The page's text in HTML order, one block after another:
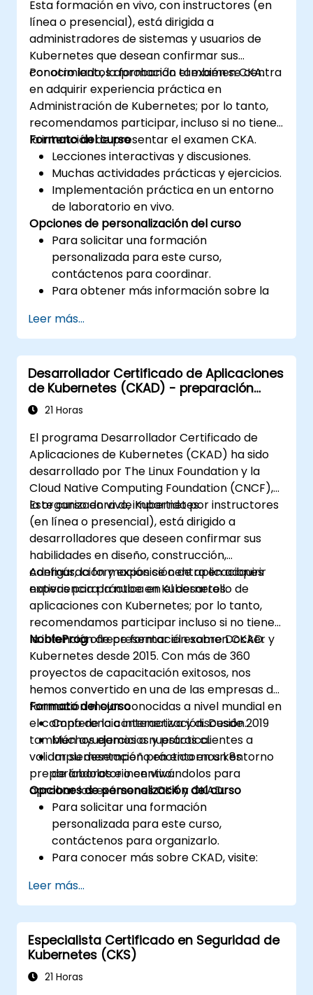
Esta formación en vivo, con instructores (en
línea o presencial), está dirigida a
administradores de sistemas y usuarios de
Kubernetes que desean confirmar sus
conocimientos aprobando el examen CKA.
Por otro lado, la formación también se centra
en adquirir experiencia práctica en
Administración de Kubernetes; por lo tanto,
recomendamos participar, incluso si no tiene
la intención de presentar el examen CKA.
Formato del curso
Lecciones interactivas y discusiones.
Muchas actividades prácticas y ejercicios.
Implementación práctica en un entorno
de laboratorio en vivo.
Opciones de personalización del curso
Para solicitar una formación
personalizada para este curso,
contáctenos para coordinar.
Para obtener más información sobre la
https://training.linuxfoundation.org/
kubernetes-administrator-cka
Leer más...
Desarrollador Certificado de Aplicaciones
de Kubernetes (CKAD) - preparación
para el examen
21 Horas
El programa Desarrollador Certificado de
Aplicaciones de Kubernetes (CKAD) ha sido
desarrollado por The Linux Foundation y la
Cloud Native Computing Foundation (CNCF),
la organizadora de Kubernetes.
Este curso en vivo, impartido por instructores
(en línea o presencial), está dirigido a
desarrolladores que deseen confirmar sus
habilidades en diseño, construcción,
configuración y exposición de aplicaciones
nativas para la nube en Kubernetes.
Además, la formación se centra en adquirir
experiencia práctica en el desarrollo de
aplicaciones con Kubernetes; por lo tanto,
recomendamos participar incluso si no tiene
la intención de presentar el examen CKAD.
NobleProgofrece formación sobre Docker y
Kubernetes desde 2015. Con más de 360
proyectos de capacitación exitosos, nos
hemos convertido en una de las empresas de
formación mejor conocidas a nivel mundial en
el campo de la contenerización. Desde 2019
también ayudamos a nuestros clientes a
validar su desempeño en entornos k8s
preparándolos e incentivándolos para
aprobar los exámenes CKA y CKAD.
Formato del curso
Conferencia interactiva y discusión.
Muchos ejercicios y práctica.
Implementación práctica en un entorno
de laboratorio en vivo.
Opciones de personalización del curso
Para solicitar una formación
personalizada para este curso,
contáctenos para organizarlo.
Para conocer más sobre CKAD, visite:
kubernetes-application-developer-
ckad/
Leer más...
Especialista Certificado en Seguridad de
Kubernetes (CKS)
21 Horas